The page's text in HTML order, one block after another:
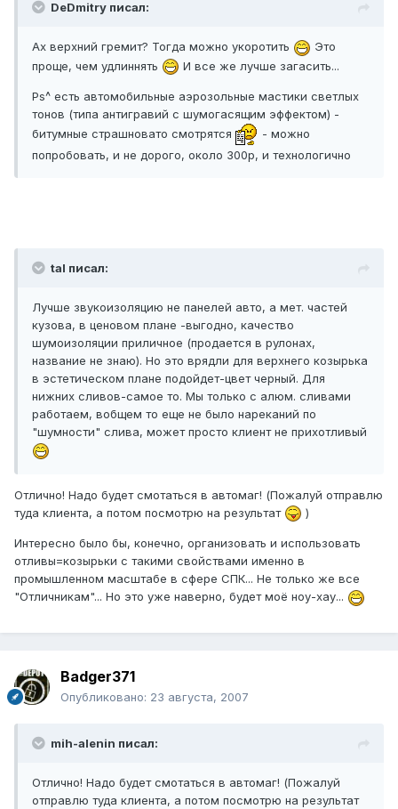
DeDmitry писал:
Ах верхний гремит? Тогда можно укоротить
Это
проще, чем удлиннять
И все же лучше загасить...
Ps^ есть автомобильные аэрозольные мастики светлых
тонов (типа антигравий с шумогасящим эффектом) -
битумные страшновато смотрятся
- можно
попробовать, и не дорого, около 300р, и технологично
tal писал:
Лучше звукоизоляцию не панелей авто, а мет. частей
кузова, в ценовом плане -выгодно, качество
шумоизоляции приличное (продается в рулонах,
название не знаю). Но это врядли для верхнего козырька
в эстетическом плане подойдет-цвет черный. Для
нижних сливов-самое то. Мы только с алюм. сливами
работаем, вобщем то еще не было нареканий по
"шумности" слива, может просто клиент не прихотливый
Отлично! Надо будет смотаться в автомаг! (Пожалуй отправлю
туда клиента, а потом посмотрю на результат
)
Интересно было бы, конечно, организовать и использовать
отливы=козырьки с такими свойствами именно в
промышленном масштабе в сфере СПК... Не только же все
"Отличникам"... Но это уже наверно, будет моё ноу-хау...
Badger371
Опубликовано: 23 августа, 2007
mih-alenin писал:
Отлично! Надо будет смотаться в автомаг! (Пожалуй
отправлю туда клиента, а потом посмотрю на результат